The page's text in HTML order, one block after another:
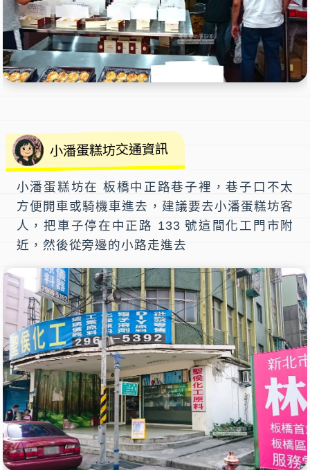
小潘蛋糕坊交通資訊
小潘蛋糕坊在 板橋中正路巷子裡，巷子口不太
方便開車或騎機車進去，建議要去小潘蛋糕坊客
人，把車子停在中正路 133 號這間化工門市附
近，然後從旁邊的小路走進去